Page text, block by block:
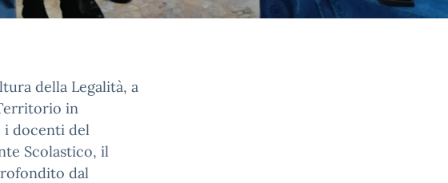
della Legalità, a
in
i docenti del
Scolastico, il
dal